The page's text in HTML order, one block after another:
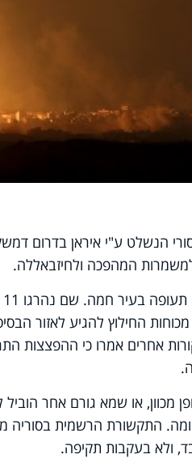
הנשלט ע"י איראן בדרום
המהפכה ולחיזבאללה.
החילוץ להגיע לאזור הבסיס.
אחרים אמרו כי ההפצצות
מכוון, או שמא גורם אחר
התקשורת הרשמית בסוריה
ולא בעקבות תקיפה.